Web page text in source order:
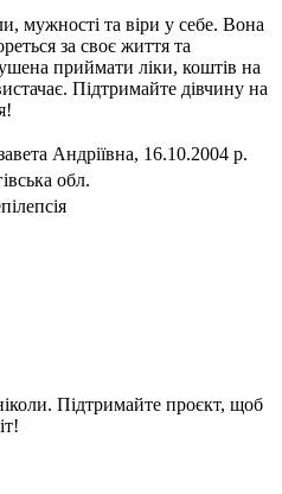
мужності та віри у себе. Вона
за своє життя та
приймати ліки, коштів на
Підтримайте дівчину на
Андріївна, 16.10.2004 р.
обл.
Підтримайте проєкт, щоб